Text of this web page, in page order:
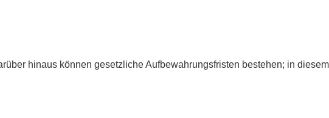
hinaus können gesetzliche Aufbewahrungsfristen bestehen; in diesem